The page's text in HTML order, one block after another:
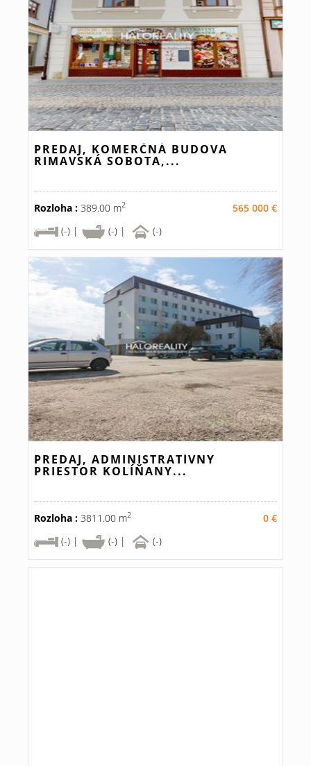
PREDAJ, KOMERČNÁ BUDOVA
RIMAVSKÁ SOBOTA,...
Rozloha : 389.00 m2
565 000 €
(-) |
(-) | (-)
PREDAJ, ADMINISTRATÍVNY
PRIESTOR KOLÍŇANY...
Rozloha : 3811.00 m2
0 €
(-) |
(-) | (-)